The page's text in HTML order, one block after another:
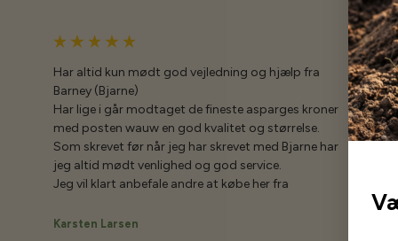
Har altid kun mødt god vejledning og hjælp fra
Barney (Bjarne)
Har lige i går modtaget de fineste asparges kroner
med posten wauw en god kvalitet og størrelse.
Som skrevet før når jeg har skrevet med Bjarne har
jeg altid mødt venlighed og god service.
Jeg vil klart anbefale andre at købe her fra
Karsten Larsen